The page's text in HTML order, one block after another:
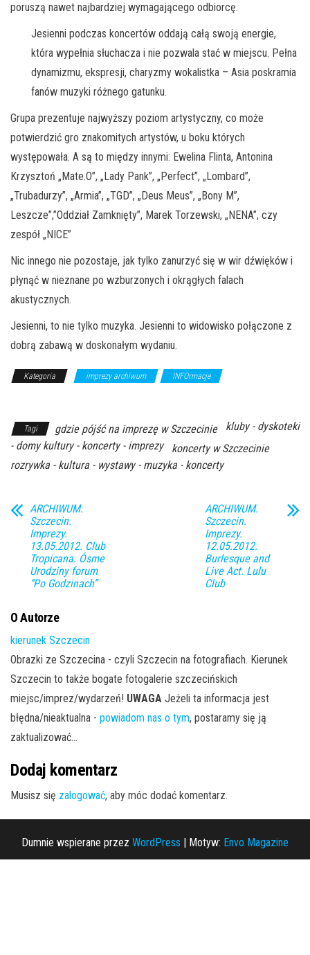
poruszą nawet najbardziej wymagającego odbiorcę.
Jesienni podczas koncertów oddają całą swoją energie,
która wypełnia słuchacza i nie pozwala stać w miejscu. Pełna
dynamizmu, ekspresji, charyzmy wokalistka – Asia poskramia
fanów muzyki różnego gatunku.
Grupa prezentuje najwyższy poziom artystyczny, co może
potwierdzić gro znakomitych artystów, u boku których
występowała. A są to między innymi: Ewelina Flinta, Antonina
Krzysztoń „Mate.O”, „Lady Pank”, „Perfect”, „Lombard”,
„Trubadurzy”, „Armia”, „TGD”, „Deus Meus”, „Bony M”,
Leszcze”,”Oddział Zamknięty”, Marek Torzewski, „NENA”, czy
zespół „NICE”
Nic innego nie pozostaje, jak tylko zanurzyć się w wir dźwięków i
płynąć w nieznane po wzburzonych i okrągłych falach
akustycznych.
Jesienni, to nie tylko muzyka. Jesienni to widowisko połączone z
dobrą zabawą w doskonałym wydaniu.
Kategoria imprezy archiwum INFOrmacje
Tagi gdzie pójść na imprezę w Szczecinie
kluby - dyskoteki
- domy kultury - koncerty - imprezy
koncerty w Szczecinie
rozrywka - kultura - wystawy - muzyka - koncerty
ARCHIWUM.
Szczecin.
Imprezy.
13.05.2012. Club
Tropicana. Ósme
Urodziny forum
“Po Godzinach”
ARCHIWUM.
Szczecin.
Imprezy.
12.05.2012.
Burlesque and
Live Act. Lulu
Club
O Autorze
kierunek Szczecin
Obrazki ze Szczecina - czyli Szczecin na fotografiach. Kierunek
Szczecin to także bogate fotogalerie szczecińskich
miejsc/imprez/wydarzeń! UWAGA Jeżeli ta informacja jest
błędna/nieaktualna - powiadom nas o tym, postaramy się ją
zaktualizować...
Dodaj komentarz
Musisz się zalogować, aby móc dodać komentarz.
Dumnie wspierane przez WordPress | Motyw: Envo Magazine